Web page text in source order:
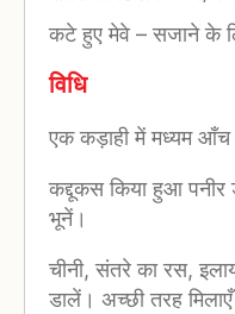
कटे हुए मेवे –सजाने के
विधि
एक कड़ाही में मध्यम आँच
कद्दूकस किया हुआ
भूनें।
चीनी, संतरे का रस,
डालें। अच्छी तरह